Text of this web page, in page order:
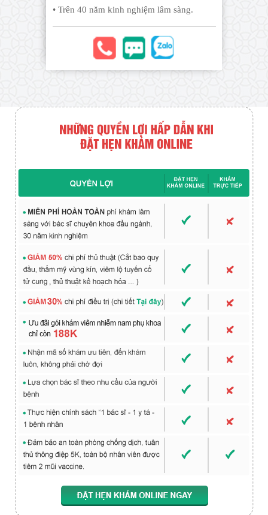
• Trên 40 năm kinh nghiệm lâm sàng.